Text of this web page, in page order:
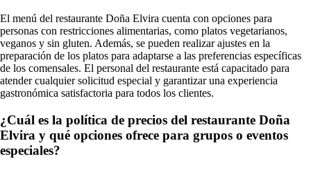
El menú del restaurante Doña Elvira cuenta con opciones para
personas con restricciones alimentarias, como platos vegetarianos,
veganos y sin gluten. Además, se pueden realizar ajustes en la
preparación de los platos para adaptarse a las preferencias específicas
de los comensales. El personal del restaurante está capacitado para
atender cualquier solicitud especial y garantizar una experiencia
gastronómica satisfactoria para todos los clientes.
¿Cuál es la política de precios del restaurante Doña
Elvira y qué opciones ofrece para grupos o eventos
especiales?